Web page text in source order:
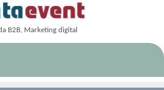
B2B, Marketing digital